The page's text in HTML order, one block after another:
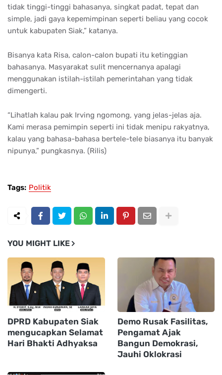
tidak tinggi-tinggi bahasanya, singkat padat, tepat dan
simple, jadi gaya kepemimpinan seperti beliau yang cocok
untuk kabupaten Siak,” katanya.
Bisanya kata Risa, calon-calon bupati itu ketinggian
bahasanya. Masyarakat sulit mencernanya apalagi
menggunakan istilah-istilah pemerintahan yang tidak
dimengerti.
“Lihatlah kalau pak Irving ngomong, yang jelas-jelas aja.
Kami merasa pemimpin seperti ini tidak menipu rakyatnya,
kalau yang bahasa-bahasa bertele-tele biasanya itu banyak
nipunya,” pungkasnya. (Rilis)
Tags: Politik
YOU MIGHT LIKE
DPRD Kabupaten Siak
mengucapkan Selamat
Hari Bhakti Adhyaksa
Demo Rusak Fasilitas,
Pengamat Ajak
Bangun Demokrasi,
Jauhi Oklokrasi